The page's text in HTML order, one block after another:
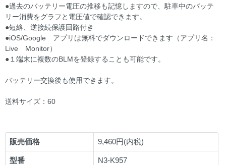
●過去のバッテリー電圧の推移も記憶しますので、駐車中のバッテ
リー消費をグラフと電圧値で確認できます。
●短絡、逆接続保護回路付き
●iOS/Google アプリは無料でダウンロードできます（アプリ名：
Live Monitor）
●１端末に複数のBLMを登録することも可能です。
バッテリー交換後も使用できます。
送料サイズ：60
販売価格 9,460円(内税)
型番 N3-K957